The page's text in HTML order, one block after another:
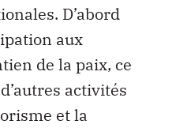
D’abord
aux
de la paix, ce
activités
et la